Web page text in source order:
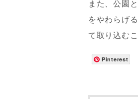
また、公園
をやわらげ
て取り込む
Pinterest